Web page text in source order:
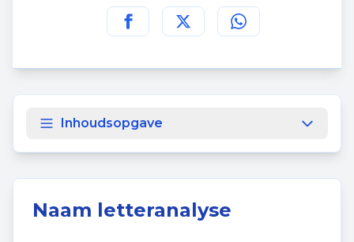
Deel deze pagina op
Deel deze pagina op
Deel deze pagina
Inhoudsopgave
Naam letteranalyse